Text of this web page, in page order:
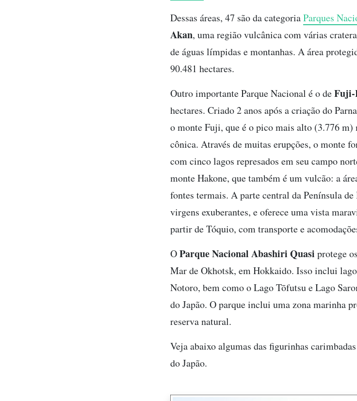
Dessas áreas, 47 são da categoriaParques
Akan, uma região vulcânica com várias
de águas límpidas e montanhas. A área
90.481 hectares.
Outro importante Parque Nacional é o deFuji-
hectares. Criado 2 anos após a criação do
o monte Fuji, que é o pico mais alto (3.776 m)
cônica. Através de muitas erupções, o monte
com cinco lagos represados ​​em seu campo
monte Hakone, que também é um vulcão: a
fontes termais. A parte central da Península
virgens exuberantes, e oferece uma vista
partir de Tóquio, com transporte e
OParque Nacional Abashiri Quasi protege
Mar de Okhotsk, em Hokkaido. Isso inclui
Notoro, bem como o Lago Tōfutsu e Lago
do Japão. O parque inclui uma zona marinha
reserva natural.
Veja abaixo algumas das figurinhas
do Japão.